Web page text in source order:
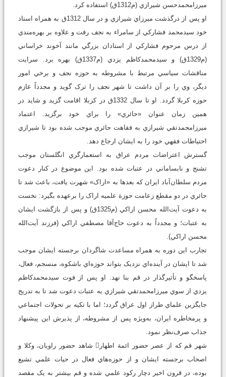
ميرزامحمدحسن شيرازي (م1312ق) استفاده کرد.
او پس از درگذشت ميرزاي شيرازي و در سال 1312ق به همراه استاد
خود سيدمحمد فشارکي از سامراء به نجف رفت و علاوه بر بهره‌مندي
از درس مرحوم فشارکي از استادان بزرگي مانند آخوند خراساني
(م1329ق) و سيدمحمدکاظم يزدي (م1337ق) بهره برد. سرايت
مناقشات سياسي مرتبط با مشروطه به حوزه نجف و برخي امور
ديگر، وي را بر آن داشت تا شهر نجف را ترک گوید و مجدداً عازم
حوزه کربلا گردد. او تا سال 1332ق در کربلا اقامت گزيد و شايد در
همين زمان عنوان «حائري» را براي خود برگزيد. اعتماد
ميرزامحمدتقي شيرازي به فقاهت حائري موجب شده بود تا شيرازي
احتياطات فقهي خود را به ايشان ارجاع دهد.
گسترش اعتراضات مردم عراق به استعمارگري انگلستان موجب
تشنج و نابساماني‌ در عتبات شده بود. اين موضوع در کنار دعوت
مردم سلطان‌آباد ايران که بعدها به «اراک» شهرت يافت، باعث شد تا
حائري در دو مقطع زعامت حوزة علميه اراک را برعهده بگيرد: نخست
به دعوت آيت‌‌الله محسن اراکي (م1325ق) و پس از بازگشت ايشان
به عتبات؛ و مجدداً به دعوت حاج‌آقا مصطفي اراکي (فرزند آيت‌‌الله
محسن اراکي).
تجارب اين دوره به همراه مساعدت شاگردان برجسته ايشان موجب
شد تا ایشان در آينده‌اي نزديک بتواند حوزه‌اي باشکوه، منسجم، فعال،
پاسخگو و تأثيرگذار در قم بنا نهد. او پس از فوت سيدمحمدکاظم
يزدي از سوي ميرزامحمدتقي شيرازي به عتبات دعوت شد تا به تدريج
جايگزين علماي طراز اول عراق گردد؛ اما با تکيه بر تحولات اجتماعي
و پرمخاطره ايران، به‌ويژه پس از مشروطه، از پذيرش اين پيشنهاد
جذاب صرف‌نظر نمود.
شهر قم که از عصر حضور ائمة اطهار شاهد حضور راويان، وکلا و
اصحاب برجسته ايشان و از حوزه‌هاي فعال در حيات علمي تشيع
بوده، در قرون اخير دچار رکود علمي شده و قم بيشتر به يک مقصد